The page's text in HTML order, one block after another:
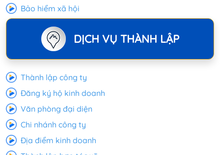
Bảo hiểm xã hội
DỊCH VỤ THÀNH LẬP
Thành lập công ty
Đăng ký hộ kinh doanh
Văn phòng đại diện
Chi nhánh công ty
Địa điểm kinh doanh